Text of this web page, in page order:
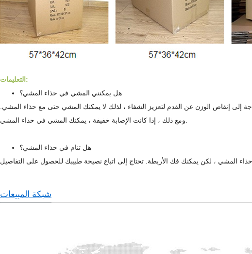
التعليمات:
هل يمكنني المشي في حذاء المشي؟
إلى إنقاص الوزن عن القدم لتعزيز الشفاء ، لذلك لا يمكنك المشي حتى مع حذاء المشي.
هل تنام في حذاء المشي؟
شبكة المبيعات